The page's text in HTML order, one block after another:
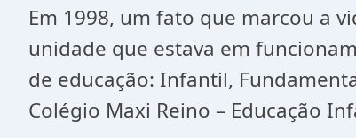
Em 1998, um fato que marcou a
unidade que estava em
de educação: Infantil,
Colégio Maxi Reino – Educação